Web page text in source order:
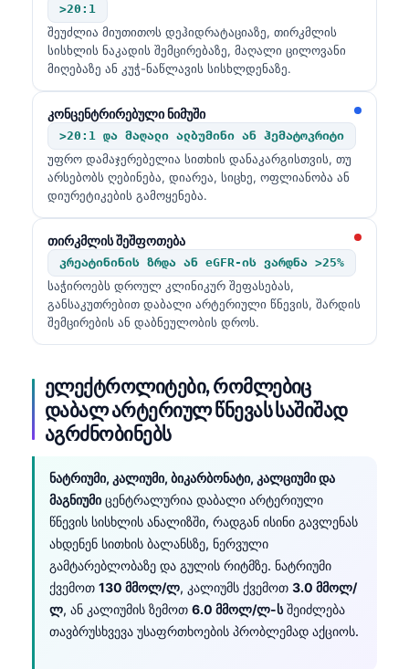
>20:1
შეუძლია მიუთითოს დეჰიდრატაციაზე, თირკმლის
სისხლის ნაკადის შემცირებაზე, მაღალი ცილოვანი
მიღებაზე ან კუჭ-ნაწლავის სისხლდენაზე.
კონცენტრირებული ნიმუში
>20:1 და მაღალი ალბუმინი ან ჰემატოკრიტი
უფრო დამაჯერებელია სითხის დანაკარგისთვის, თუ
არსებობს ღებინება, დიარეა, სიცხე, ოფლიანობა ან
დიურეტიკების გამოყენება.
თირკმლის შეშფოთება
კრეატინინის ზრდა ან eGFR-ის ვარდნა >25%
საჭიროებს დროულ კლინიკურ შეფასებას,
განსაკუთრებით დაბალი არტერიული წნევის, შარდის
შემცირების ან დაბნეულობის დროს.
ელექტროლიტები, რომლებიც
დაბალ არტერიულ წნევას საშიშად
აგრძნობინებს
ნატრიუმი, კალიუმი, ბიკარბონატი, კალციუმი და
მაგნიუმი ცენტრალურია დაბალი არტერიული
წნევის სისხლის ანალიზში, რადგან ისინი გავლენას
ახდენენ სითხის ბალანსზე, ნერვული
გამტარებლობაზე და გულის რიტმზე. ნატრიუმი
ქვემოთ 130 მმოლ/ლ, კალიუმს ქვემოთ 3.0 მმოლ/
ლ, ან კალიუმის ზემოთ 6.0 მმოლ/ლ-სშეიძლება
თავბრუსხვევა უსაფრთხოების პრობლემად აქციოს.
Қазақ тілі
Suomi
Hrvatski
Slovenčina
كوردی‎
پښتو
سنڌي
සිංහල
অসমীয়া
Latviešu valoda
Македонски јазик
Euskara
Gàidhlig
Occitan
العربية المغربية
Afrikaans
Монгол
ພາສາລາວ
Basa Jawa
Cebuano